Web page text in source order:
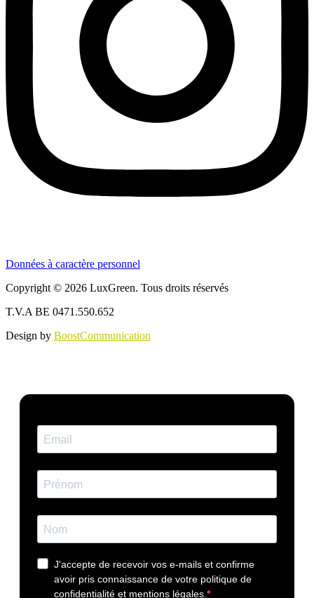
Données à caractère personnel
Copyright © 2026 LuxGreen. Tous droits réservés
T.V.A BE 0471.550.652
Design by BoostCommunication